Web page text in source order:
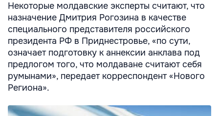
Некоторые молдавские эксперты считают, что
назначение Дмитрия Рогозина в качестве
специального представителя российского
президента РФ в Приднестровье, «по сути,
означает подготовку к аннексии анклава под
предлогом того, что молдаване считают себя
румынами», передает корреспондент «Нового
Региона».